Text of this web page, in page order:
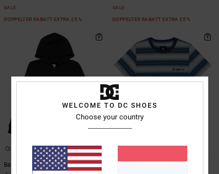
SALE
DOPPELTER RABATT EXTRA 25 %
SALE
DOPPELTER RABATT EXTRA 25 %
Baseline
WELCOME TO DC SHOES
Choose your country